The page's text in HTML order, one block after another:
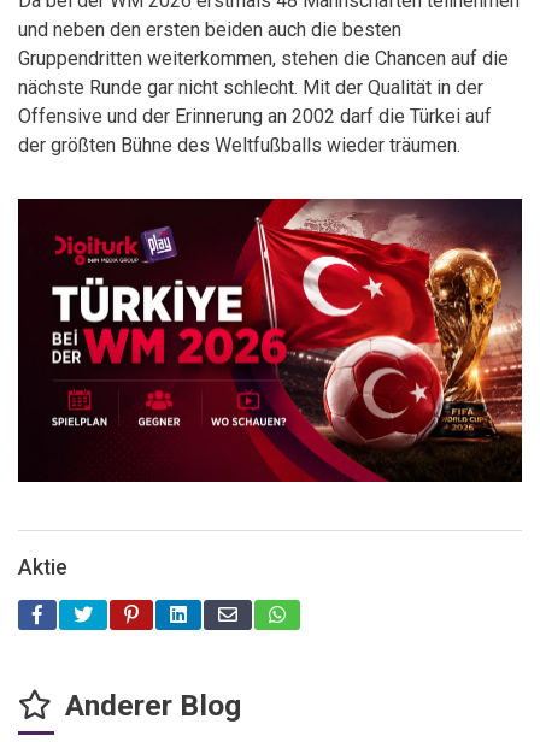
und neben den ersten beiden auch die besten
Gruppendritten weiterkommen, stehen die Chancen auf die
nächste Runde gar nicht schlecht. Mit der Qualität in der
Offensive und der Erinnerung an 2002 darf die Türkei auf
der größten Bühne des Weltfußballs wieder träumen.
Aktie
Anderer Blog